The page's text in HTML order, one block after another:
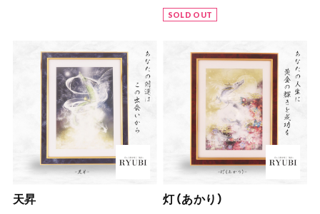
SOLD OUT
天昇 灯（あかり）